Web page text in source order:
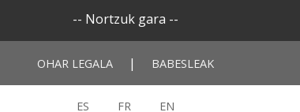
-- Nortzuk gara --
OHAR LEGALA | BABESLEAK
ES FR EN